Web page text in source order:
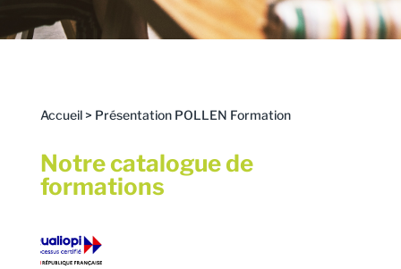
Accueil> Présentation POLLEN Formation
Notre catalogue de
formations